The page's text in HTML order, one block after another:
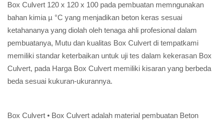
Box Culvert 120 x 120 x 100 pada pembuatan memngunakan
bahan kimia µ °C yang menjadikan beton keras sesuai
ketahananya yang diolah oleh tenaga ahli profesional dalam
pembuatanya, Mutu dan kualitas Box Culvert di tempatkami
memiliki standar keterbaikan untuk uji tes dalam kekerasan Box
Culvert, pada Harga Box Culvert memiliki kisaran yang berbeda
beda sesuai kukuran-ukurannya.
Box Culvert • Box Culvert adalah material pembuatan Beton